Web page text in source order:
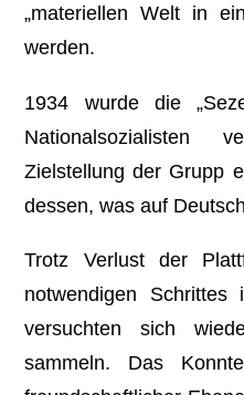
„materiellen Welt in
werden.
1934 wurde die
Nationalsozialisten
Zielstellung der Grupp
dessen, was auf
Trotz Verlust der
notwendigen
versuchten sich
sammeln. Das